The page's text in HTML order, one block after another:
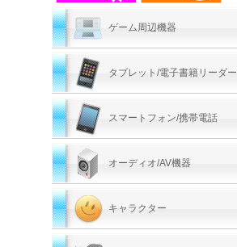
ゲーム周辺機器
タブレット/電子書籍リーダー
スマートフォン/携帯電話
オーディオ/AV機器
キャラクター